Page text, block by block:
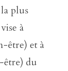
plus
à
être) et à
du